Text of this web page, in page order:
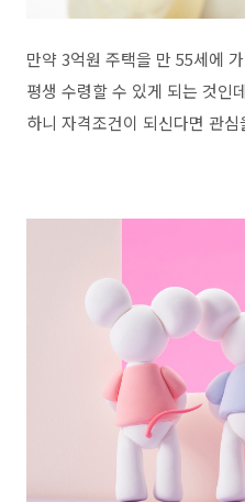
만약 3억원 주택을 만 55세에
평생 수령할 수 있게 되는 것인
하니 자격조건이 되신다면 관